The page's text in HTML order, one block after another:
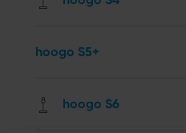
hoogo S5+
hoogo S6